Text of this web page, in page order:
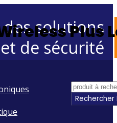
solutions
de sécurité
Plus